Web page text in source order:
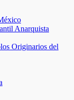
Anarquista
Originarios del